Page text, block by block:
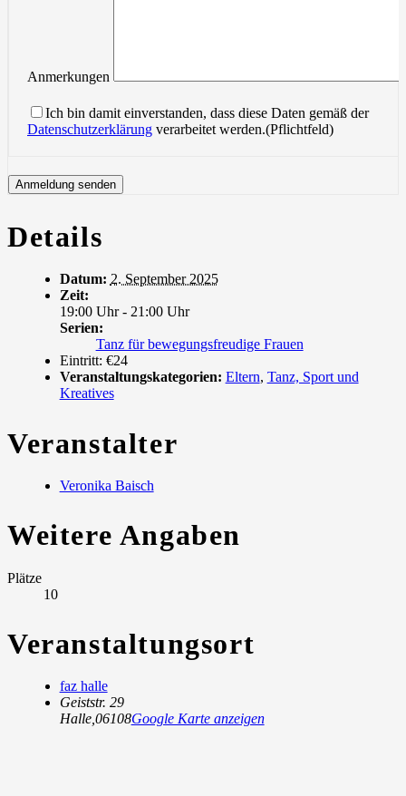
Anmerkungen
Ich bin damit einverstanden, dass diese Daten gemäß der
Datenschutzerklärung verarbeitet werden.(Pflichtfeld)
Details
Datum: 2. September 2025
Zeit:
19:00 Uhr - 21:00 Uhr
Serien:
Tanz für bewegungsfreudige Frauen
Eintritt: €24
Veranstaltungskategorien: Eltern, Tanz, Sport und
Kreatives
Veranstalter
Veronika Baisch
Weitere Angaben
Plätze
10
Veranstaltungsort
faz halle
Geiststr. 29
Halle, 06108Google Karte anzeigen